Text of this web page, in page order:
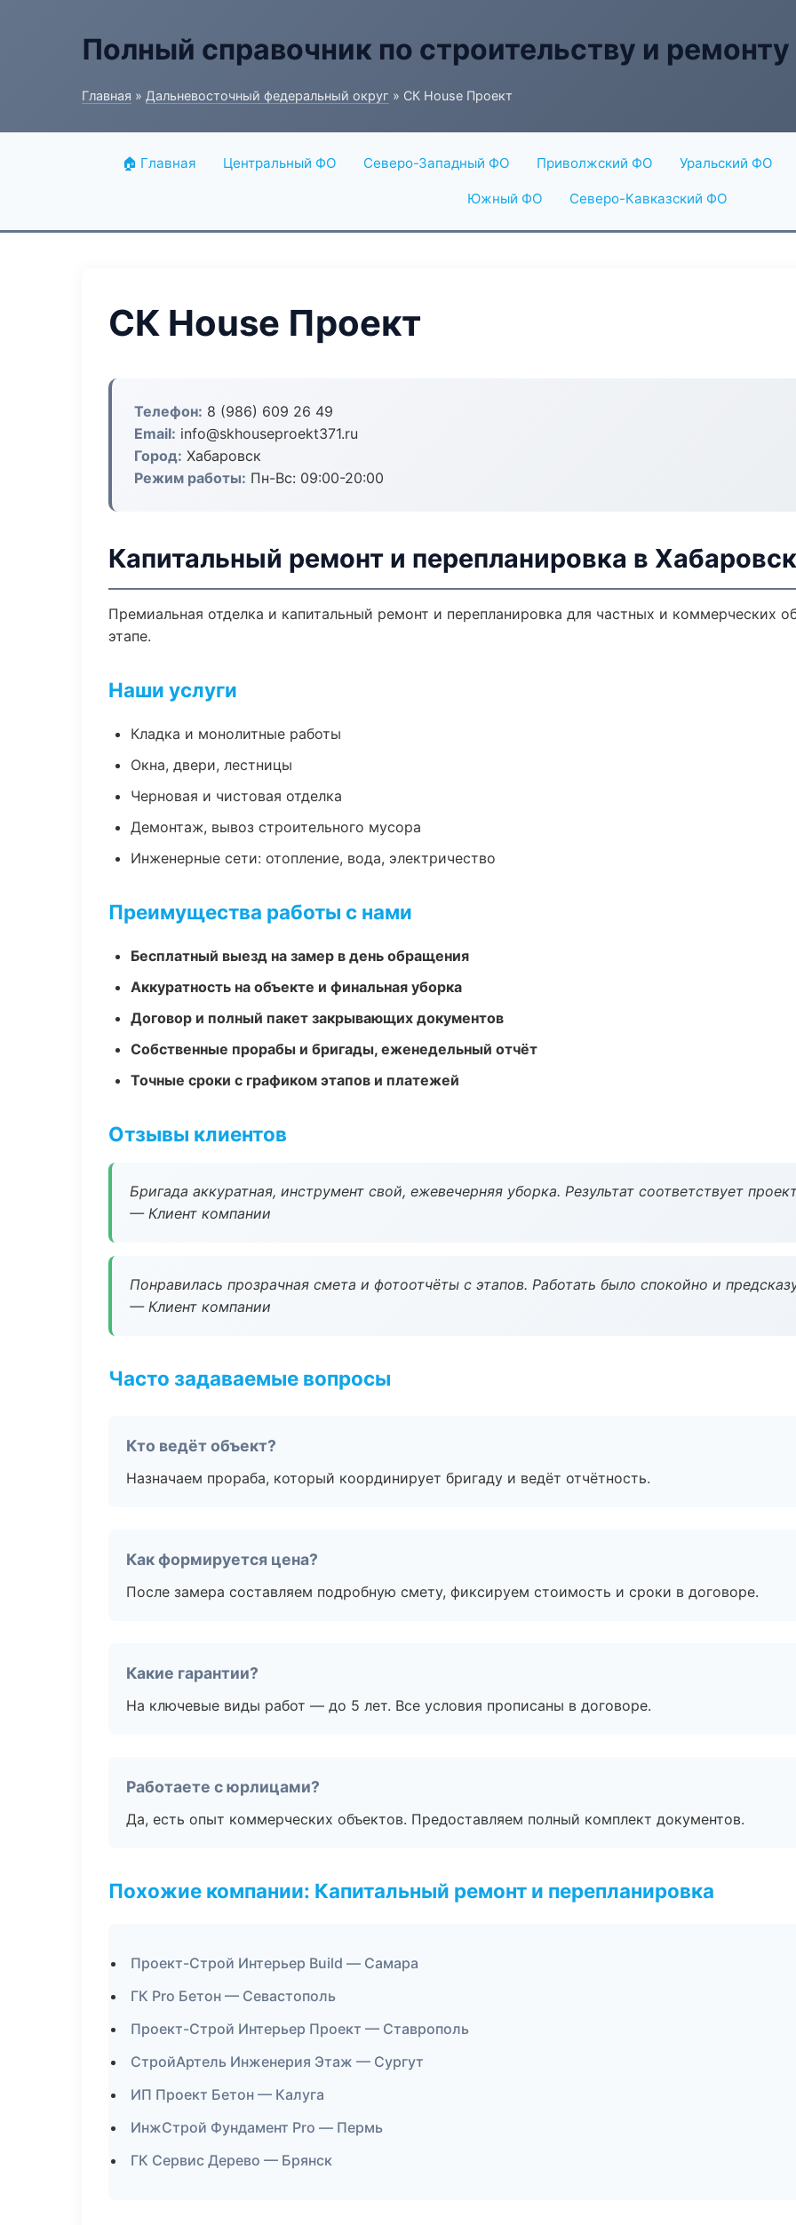
Полный справочник по строительству и ремонту
Главная » Дальневосточный федеральный округ » СК House Проект
🏠 Главная Центральный ФО Северо-Западный ФО Приволжский ФО Уральский ФО
Южный ФО Северо-Кавказский ФО
СК House Проект
Телефон: 8 (986) 609 26 49
Email: info@skhouseproekt371.ru
Город: Хабаровск
Режим работы: Пн-Вс: 09:00-20:00
Капитальный ремонт и перепланировка в Хабаровск
Премиальная отделка и капитальный ремонт и перепланировка для частных и коммерческих
этапе.
Наши услуги
Кладка и монолитные работы
Окна, двери, лестницы
Черновая и чистовая отделка
Демонтаж, вывоз строительного мусора
Инженерные сети: отопление, вода, электричество
Преимущества работы с нами
Бесплатный выезд на замер в день обращения
Аккуратность на объекте и финальная уборка
Договор и полный пакет закрывающих документов
Собственные прорабы и бригады, еженедельный отчёт
Точные сроки с графиком этапов и платежей
Отзывы клиентов
Бригада аккуратная, инструмент свой, ежевечерняя уборка. Результат соответствует
— Клиент компании
Понравилась прозрачная смета и фотоотчёты с этапов. Работать было спокойно и
— Клиент компании
Часто задаваемые вопросы
Кто ведёт объект?
Назначаем прораба, который координирует бригаду и ведёт отчётность.
Как формируется цена?
После замера составляем подробную смету, фиксируем стоимость и сроки в договоре.
Какие гарантии?
На ключевые виды работ — до 5 лет. Все условия прописаны в договоре.
Работаете с юрлицами?
Да, есть опыт коммерческих объектов. Предоставляем полный комплект документов.
Похожие компании: Капитальный ремонт и перепланировка
Проект-Строй Интерьер Build — Самара
ГК Pro Бетон — Севастополь
Проект-Строй Интерьер Проект — Ставрополь
СтройАртель Инженерия Этаж — Сургут
ИП Проект Бетон — Калуга
ИнжСтрой Фундамент Pro — Пермь
ГК Сервис Дерево — Брянск